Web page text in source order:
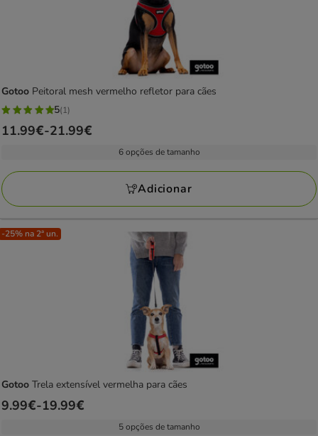
Gotoo Peitoral mesh vermelho refletor para cães
5
estrelas
avaliações
5(1)
Preço
a
21.99€
11.99€-21.99€
6 opções de tamanho
Adicionar
-25% na 2ª un.
Gotoo Trela extensível vermelha para cães
Preço
9.99€-19.99€
5 opções de tamanho